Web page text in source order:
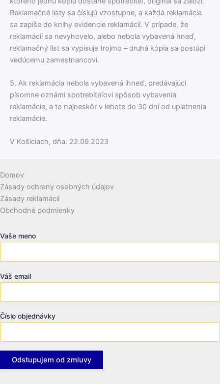
Reklamačné listy sa číslujú vzostupne, a každá reklamácia
sa zapíše do knihy evidencie reklamácií. V prípade, že
reklamácii sa nevyhovelo, alebo nebola vybavená hneď,
reklamačný list sa vypisuje trojmo – druhá kópia sa postúpi
vedúcemu zamestnancovi.
5. Ak reklamácia nebola vybavená ihneď, predávajúci
písomne oznámi spotrebiteľovi spôsob vybavenia
reklamácie, a to najneskôr v lehote do 30 dní od uplatnenia
reklamácie.
V Košiciach, dňa: 22.09.2023
Domov
Zásady ochrany osobných údajov
Zásady reklamácií
Obchodné podmienky
Vaše meno
Váš email
Číslo objednávky